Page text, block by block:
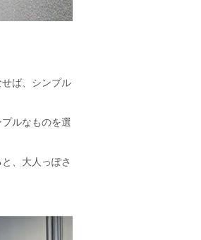
ば、シンプル
ルなものを選
、大人っぽさ